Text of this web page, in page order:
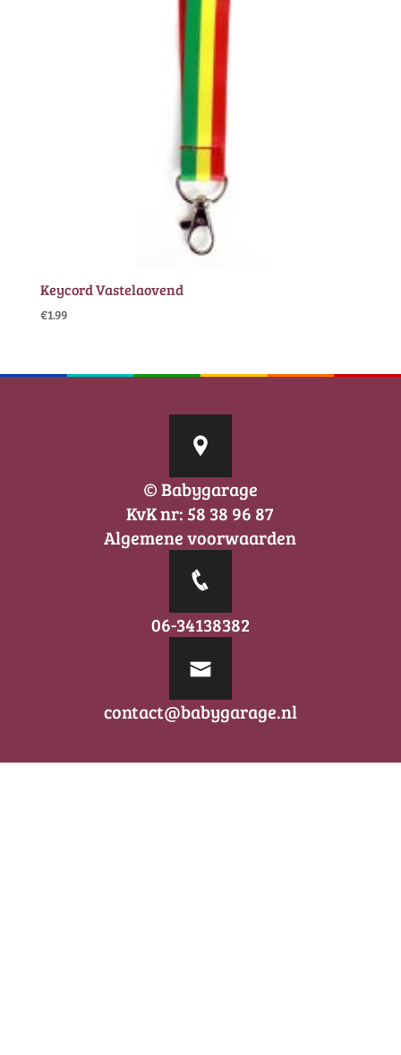
Keycord Vastelaovend
€1.99
© Babygarage
KvK nr: 58 38 96 87
Algemene voorwaarden
06-34138382
contact@babygarage.nl